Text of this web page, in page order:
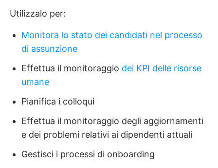
Utilizzalo per:
Monitora lo stato dei candidati nel processo
di assunzione
Effettua il monitoraggio dei KPI delle risorse
umane
Pianifica i colloqui
Effettua il monitoraggio degli aggiornamenti
e dei problemi relativi ai dipendenti attuali
Gestisci i processi di onboarding